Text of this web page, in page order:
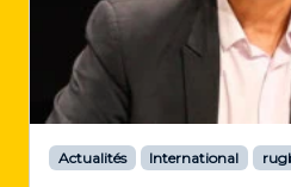
Actualités International